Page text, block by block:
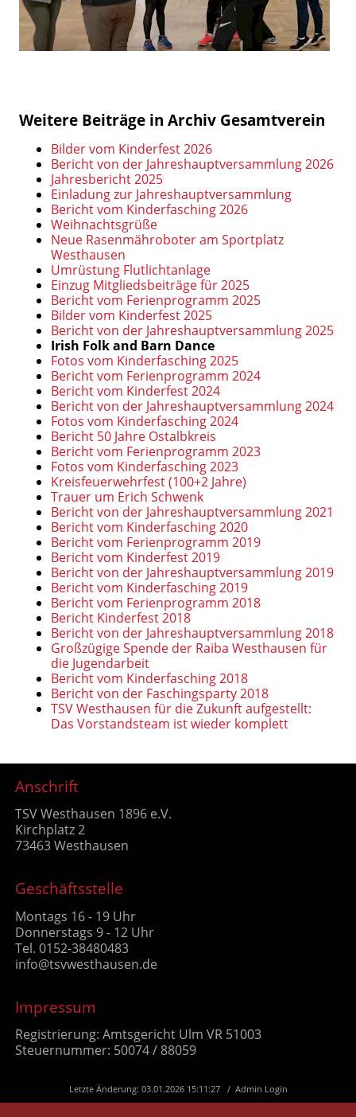
Weitere Beiträge in Archiv Gesamtverein
Bilder vom Kinderfest 2026
Bericht von der Jahreshauptversammlung 2026
Jahresbericht 2025
Einladung zur Jahreshauptversammlung
Bericht vom Kinderfasching 2026
Weihnachtsgrüße
Neue Rasenmähroboter am Sportplatz
Westhausen
Umrüstung Flutlichtanlage
Einzug Mitgliedsbeiträge für 2025
Bericht vom Ferienprogramm 2025
Bilder vom Kinderfest 2025
Bericht von der Jahreshauptversammlung 2025
Irish Folk and Barn Dance
Fotos vom Kinderfasching 2025
Bericht vom Ferienprogramm 2024
Bericht vom Kinderfest 2024
Bericht von der Jahreshauptversammlung 2024
Fotos vom Kinderfasching 2024
Bericht 50 Jahre Ostalbkreis
Bericht vom Ferienprogramm 2023
Fotos vom Kinderfasching 2023
Kreisfeuerwehrfest (100+2 Jahre)
Trauer um Erich Schwenk
Bericht von der Jahreshauptversammlung 2021
Bericht vom Kinderfasching 2020
Bericht vom Ferienprogramm 2019
Bericht vom Kinderfest 2019
Bericht von der Jahreshauptversammlung 2019
Bericht vom Kinderfasching 2019
Bericht vom Ferienprogramm 2018
Bericht Kinderfest 2018
Bericht von der Jahreshauptversammlung 2018
Großzügige Spende der Raiba Westhausen für
die Jugendarbeit
Bericht vom Kinderfasching 2018
Bericht von der Faschingsparty 2018
TSV Westhausen für die Zukunft aufgestellt:
Das Vorstandsteam ist wieder komplett
Anschrift
TSV Westhausen 1896 e.V.
Kirchplatz 2
73463 Westhausen
Geschäftsstelle
Montags 16 - 19 Uhr
Donnerstags 9 - 12 Uhr
Tel. 0152-38480483
info@tsvwesthausen.de
Impressum
Registrierung: Amtsgericht Ulm VR 51003
Steuernummer: 50074 / 88059
Letzte Änderung: 03.01.2026 15:11:27 / Admin Login